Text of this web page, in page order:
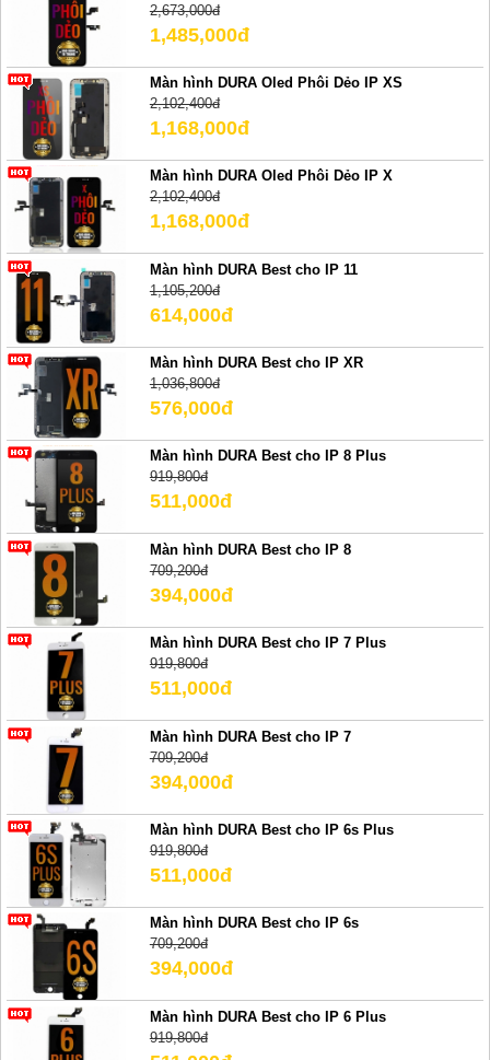
2,673,000đ
1,485,000đ
Màn hình DURA Oled Phôi Dẻo IP XS
2,102,400đ
1,168,000đ
Màn hình DURA Oled Phôi Dẻo IP X
2,102,400đ
1,168,000đ
Màn hình DURA Best cho IP 11
1,105,200đ
614,000đ
Màn hình DURA Best cho IP XR
1,036,800đ
576,000đ
Màn hình DURA Best cho IP 8 Plus
919,800đ
511,000đ
Màn hình DURA Best cho IP 8
709,200đ
394,000đ
Màn hình DURA Best cho IP 7 Plus
919,800đ
511,000đ
Màn hình DURA Best cho IP 7
709,200đ
394,000đ
Màn hình DURA Best cho IP 6s Plus
919,800đ
511,000đ
Màn hình DURA Best cho IP 6s
709,200đ
394,000đ
Màn hình DURA Best cho IP 6 Plus
919,800đ